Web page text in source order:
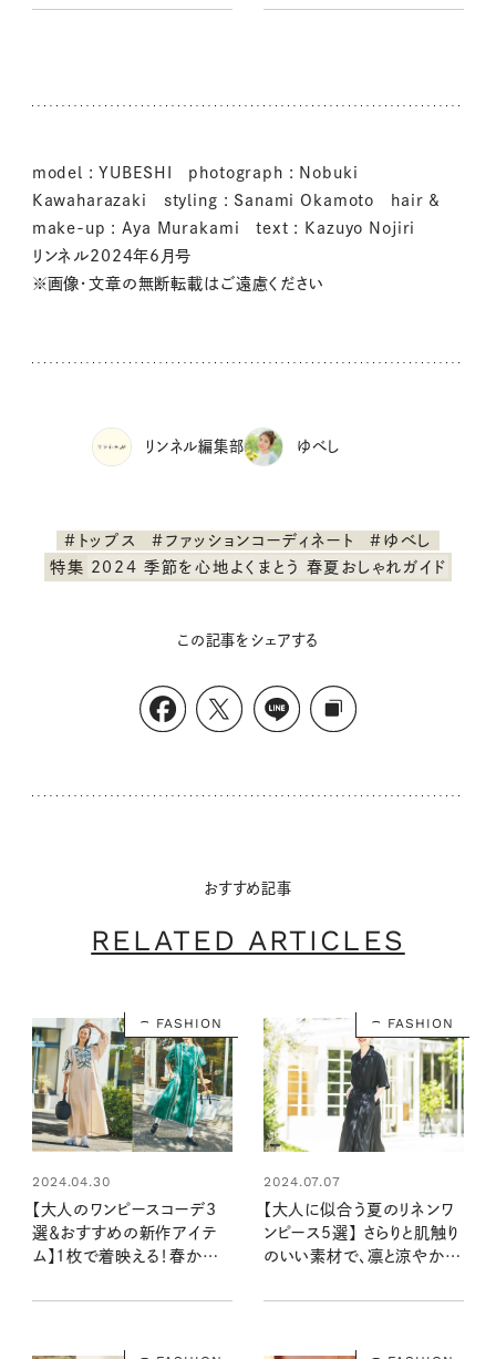
model : YUBESHI photograph : Nobuki
Kawaharazaki styling : Sanami Okamoto hair &
make-up : Aya Murakami text : Kazuyo Nojiri
リンネル2024年6月号
※画像・文章の無断転載はご遠慮ください
リンネル編集部 ゆべし
#トップス #ファッションコーディネート
#ゆべし
特集 2024 季節を心地よくまとう 春夏おしゃれガイド
この記事をシェアする
おすすめ記事
RELATED ARTICLES
FASHION
2024.04.30
【大人のワンピースコーデ3
選＆おすすめの新作アイテ
ム】1枚で着映える！春から
FASHION
2024.07.07
【大人に似合う夏のリネンワ
ンピース5選】 さらりと肌触り
のいい素材で、凛と涼やか